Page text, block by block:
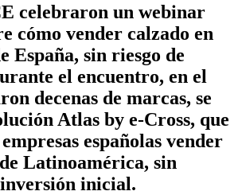
celebraron un webinar
cómo vender calzado en
España, sin riesgo de
el encuentro, en el
decenas de marcas, se
Atlas by e-Cross, que
españolas vender
Latinoamérica, sin
inicial.